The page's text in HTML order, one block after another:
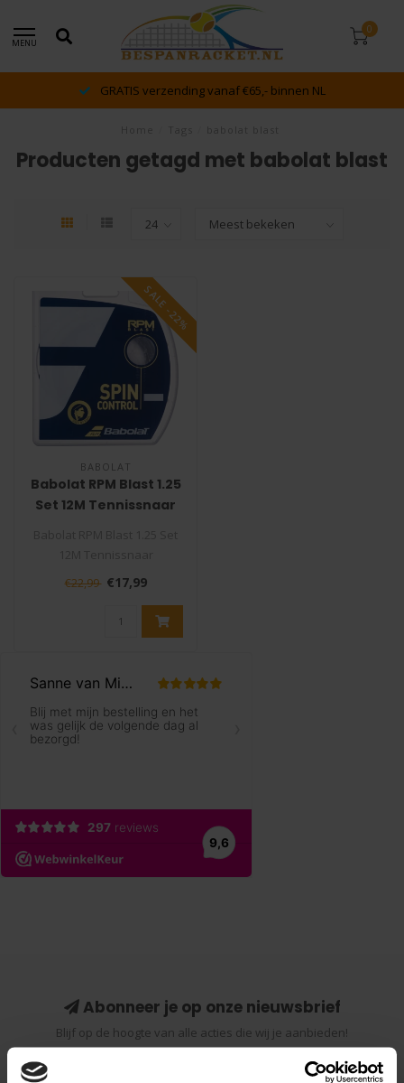
MENU
0
GRATIS verzending vanaf €65,- binnen NL
Producten getagd met babolat blast
SALE -22%
BABOLAT
Babolat RPM Blast 1.25
Set 12M Tennissnaar
De Babolat RPM Blast is een
stuggere..
€22,99 €17,99
Abonneer je op onze nieuwsbrief
Blijf op de hoogte van alle acties die wij je aanbieden!
Abonneer